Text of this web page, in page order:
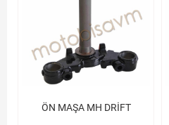
ÖN MAŞA MH DRİFT